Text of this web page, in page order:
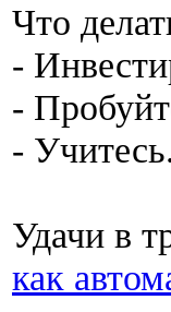
Что
-
-
-
Удачи в
как